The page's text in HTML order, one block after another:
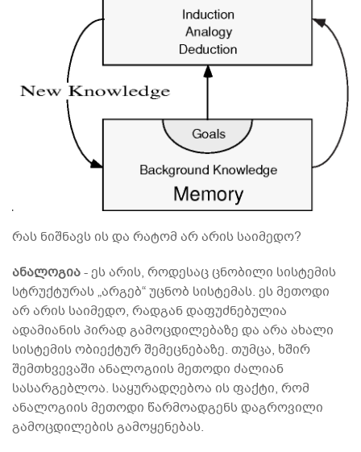
რას ნიშნავს ის და რატომ არ არის საიმედო?
ანალოგია- ეს არის, როდესაც ცნობილი სისტემის
სტრუქტურას „არგებ“ უცნობ სისტემას. ეს მეთოდი
არ არის საიმედო, რადგან დაფუძნებულია
ადამიანის პირად გამოცდილებაზე და არა ახალი
სისტემის ობიექტურ შემეცნებაზე. თუმცა, ხშირ
შემთხვევაში ანალოგიის მეთოდი ძალიან
სასარგებლოა. საყურადღებოა ის ფაქტი, რომ
ანალოგიის მეთოდი წარმოადგენს დაგროვილი
გამოცდილების გამოყენებას.